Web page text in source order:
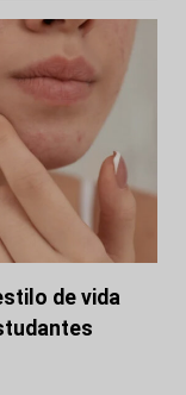
de vida